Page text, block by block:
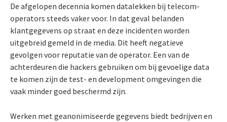
De afgelopen decennia komen datalekken bij telecom-
operators steeds vaker voor. In dat geval belanden
klantgegevens op straat en deze incidenten worden
uitgebreid gemeld in de media. Dit heeft negatieve
gevolgen voor reputatie van de operator. Een van de
achterdeuren die hackers gebruiken om bij gevoelige data
te komen zijn de test- en development omgevingen die
vaak minder goed beschermd zijn.
Werken met geanonimiseerde gegevens biedt bedrijven en